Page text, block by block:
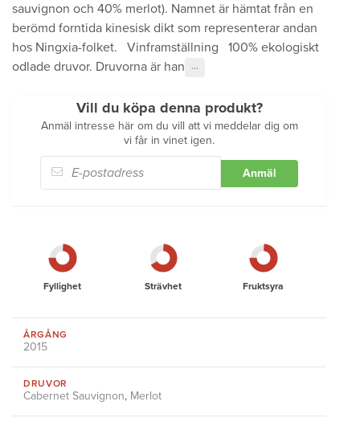
sauvignon och 40% merlot). Namnet är hämtat från en
berömd forntida kinesisk dikt som representerar andan
hos Ningxia-folket. Vinframställning 100% ekologiskt
odlade druvor. Druvorna är han
···
Vill du köpa denna produkt?
Anmäl intresse här om du vill att vi meddelar dig om
vi får in vinet igen.
Anmäl
Fyllighet Strävhet Fruktsyra
ÅRGÅNG
2015
DRUVOR
Cabernet Sauvignon, Merlot